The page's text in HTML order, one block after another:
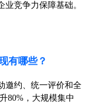
业竞争力保障基础。
有哪些？
邀约、统一评价和全
80%，大规模集中